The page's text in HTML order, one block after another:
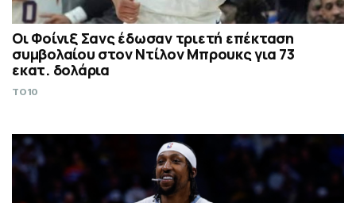
Οι Φοίνιξ Σανς έδωσαν τριετή επέκταση
συμβολαίου στον Ντίλον Μπρουκς για 73
εκατ. δολάρια
TO10